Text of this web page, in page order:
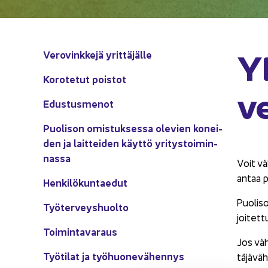
Ve­ro­vink­ke­jä yrit­tä­jäl­le
Ko­ro­te­tut pois­tot
Edus­tus­me­not
Puo­li­son omis­tuk­ses­sa ole­vien ko­nei­
den ja lait­tei­den käyt­tö yri­tys­toi­min­
nas­sa
Hen­ki­lö­kun­tae­dut
Työ­ter­veys­huol­to
Toi­min­ta­va­raus
Työ­ti­lat ja työ­huo­ne­vä­hen­nys
Voit
antaa
Jos